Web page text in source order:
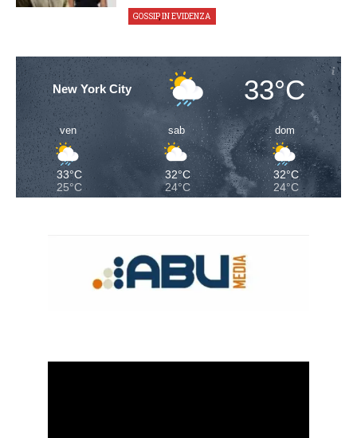
GOSSIP,IN EVIDENZA
New York City 33°C
ven
33°C
25°C
sab
32°C
24°C
dom
32°C
24°C